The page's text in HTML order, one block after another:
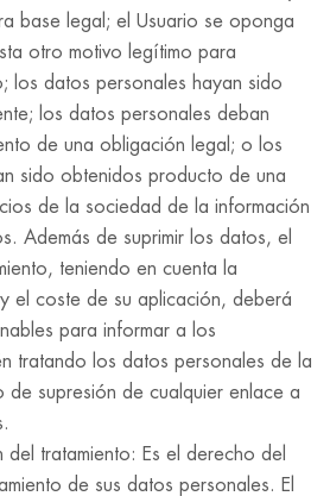
base legal; el Usuario se oponga
otro motivo legítimo para
los datos personales hayan sido
los datos personales deban
de una obligación legal; o los
sido obtenidos producto de una
de la sociedad de la información
Además de suprimir los datos, el
teniendo en cuenta la
el coste de su aplicación, deberá
para informar a los
tratando los datos personales de la
de supresión de cualquier enlace a
del tratamiento: Es el derecho del
de sus datos personales. El